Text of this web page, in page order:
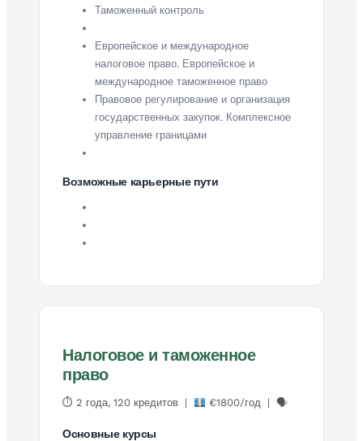
Таможенный контроль
Европейское и международное
налоговое право. Европейское и
международное таможенное право
Правовое регулирование и организация
государственных закупок. Комплексное
управление границами
Возможные карьерные пути
Налоговое и таможенное
право
⏱ 2 года, 120 кредитов | €1800/год | 🗣
Основные курсы